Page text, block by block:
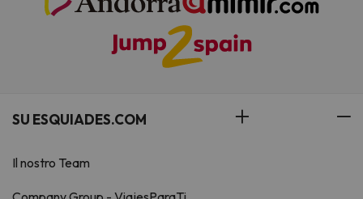
SU ESQUIADES.COM
Il nostro Team